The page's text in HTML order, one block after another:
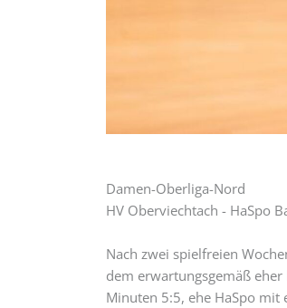
Damen-Oberliga-Nord
HV Oberviechtach - HaSpo
Nach zwei spielfreien
dem erwartungsgemäß eher
Minuten 5:5, ehe HaSpo